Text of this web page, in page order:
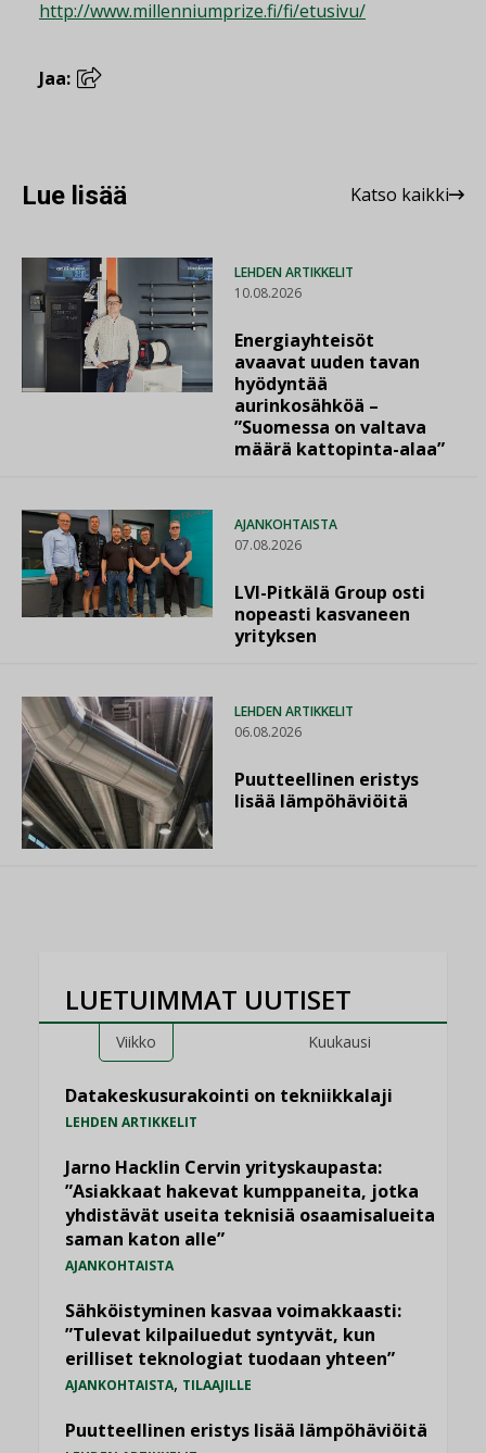
http://www.millenniumprize.fi/fi/etusivu/
Jaa:
Lue lisää Katso kaikki
LEHDEN ARTIKKELIT
10.08.2026
Energiayhteisöt
avaavat uuden tavan
hyödyntää
aurinkosähköä –
”Suomessa on valtava
määrä kattopinta-alaa”
AJANKOHTAISTA
07.08.2026
LVI-Pitkälä Group osti
nopeasti kasvaneen
yrityksen
LEHDEN ARTIKKELIT
06.08.2026
Puutteellinen eristys
lisää lämpöhäviöitä
LUETUIMMAT UUTISET
Viikko Kuukausi
Datakeskusurakointi on tekniikkalaji
LEHDEN ARTIKKELIT
Jarno Hacklin Cervin yrityskaupasta:
”Asiakkaat hakevat kumppaneita, jotka
yhdistävät useita teknisiä osaamisalueita
saman katon alle”
AJANKOHTAISTA
Sähköistyminen kasvaa voimakkaasti:
”Tulevat kilpailuedut syntyvät, kun
erilliset teknologiat tuodaan yhteen”
AJANKOHTAISTA, TILAAJILLE
Puutteellinen eristys lisää lämpöhäviöitä